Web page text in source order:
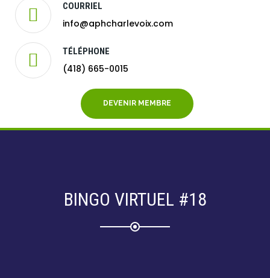
COURRIEL
info@aphcharlevoix.com
TÉLÉPHONE
(418) 665-0015
DEVENIR MEMBRE
BINGO VIRTUEL #18